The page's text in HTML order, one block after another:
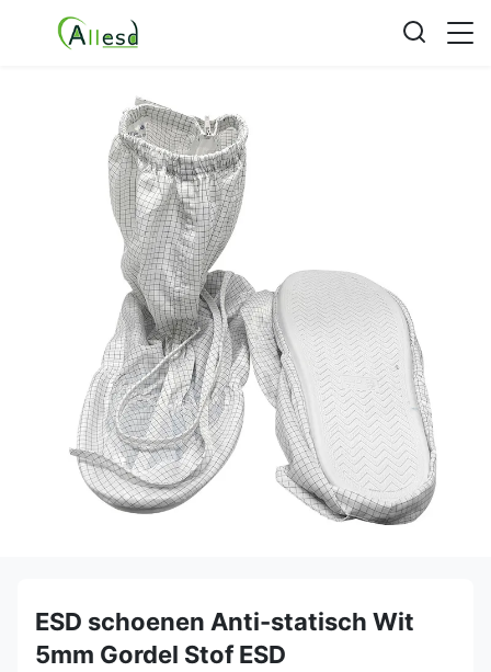
ESD schoenen Anti-statisch Wit
5mm Gordel Stof ESD